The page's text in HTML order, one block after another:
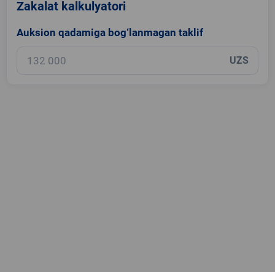
Zakalat kalkulyatori
Auksion qadamiga bog‘lanmagan taklif
UZS